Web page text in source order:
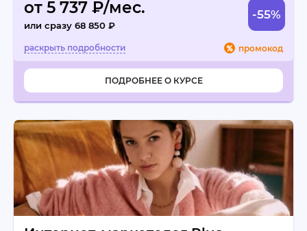
от 5 737 ₽/мес.
или сразу 68 850 ₽
-55%
промокод
ПОДРОБНЕЕ О КУРСЕ